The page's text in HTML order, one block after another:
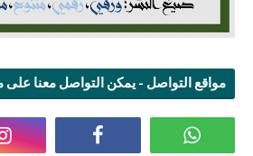
مواقع التواصل - يمكن التواصل معنا على